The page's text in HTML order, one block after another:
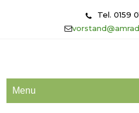
Tel. 0159
Menu